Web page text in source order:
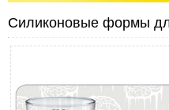
Силиконовые формы